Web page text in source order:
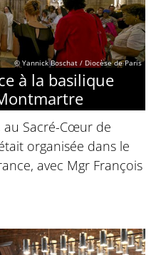
© Yannick Boschat / Diocèse de Paris
à la basilique
au Sacré-Cœur de
organisée dans le
avec Mgr François